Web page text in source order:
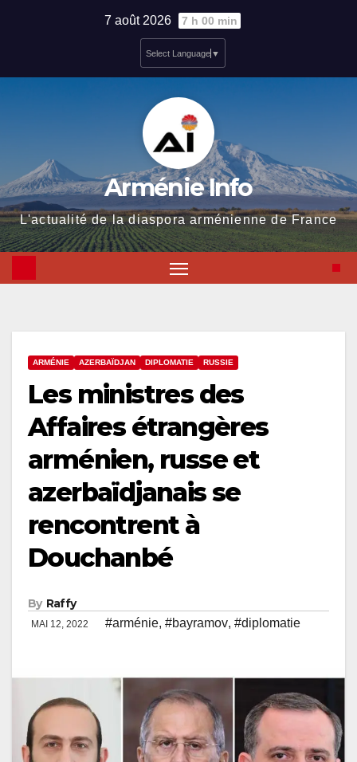
7 août 2026 7 h 00 min
Select Language ▼
Arménie Info
L'actualité de la diaspora arménienne de France
ARMÉNIE AZERBAÏDJAN DIPLOMATIE RUSSIE
Les ministres des
Affaires étrangères
arménien, russe et
azerbaïdjanais se
rencontrent à
Douchanbé
By Raffy
MAI 12, 2022 #arménie, #bayramov, #diplomatie